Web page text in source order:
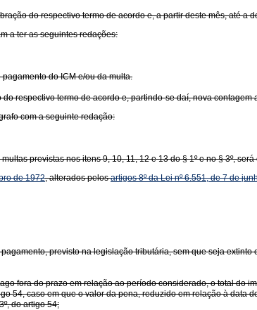
do respectivo termo de acordo e, a partir deste mês, até a
a ter as seguintes redações:
do ICM e/ou da multa.
respectivo termo de acordo e, partindo-se daí, nova
com a seguinte redação:
previstas nos itens 9, 10, 11, 12 e 13 do § 1º e no § 3º,
de 1972, alterados pelosartigos 8º da Lei nº 6.551, de 7 de
previsto na legislação tributária, sem que seja
fora do prazo em relação ao período considerado, o total do
54, caso em que o valor da pena, reduzido em relação à data
do artigo 54;